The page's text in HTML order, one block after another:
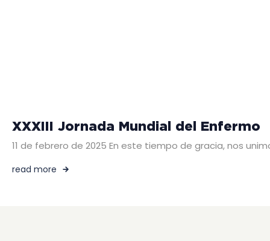
XXXIII Jornada Mundial del Enfermo
11 de febrero de 2025 En este tiempo de gracia, nos
read more